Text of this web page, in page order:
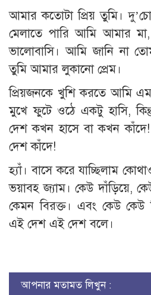
আমার কতোটা প্রিয় তুমি।
মেলাতে পারি আমি আমার মা,
ভালোবাসি। আমি জানি না
তুমি আমার লুকানো প্রেম।
প্রিয়জনকে খুশি করতে আমি
মুখে ফুটে ওঠে একটু হাসি,
দেশ কখন হাসে বা কখন
দেশ কাঁদে!
হ্যাঁ। বাসে করে যাচ্ছিলাম
ভয়াবহ জ্যাম। কেউ দাঁড়িয়ে,
কেমন বিরক্ত। এবং কেউ কেউ
এই দেশ এই দেশ বলে।
আপনার মতামত লিখুন :